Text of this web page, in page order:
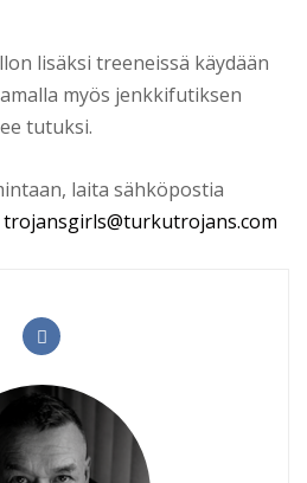
lisäksi treeneissä käydään
myös jenkkifutiksen
tutuksi.
laita sähköpostia
trojansgirls@turkutrojans.com